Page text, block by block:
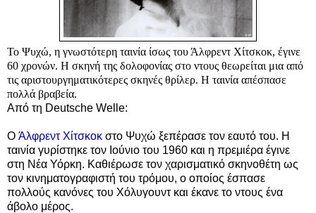
Το Ψυχώ, η γνωστότερη ταινία ίσως του Άλφρεντ Χίτσκοκ, έγινε
60 χρονών. Η σκηνή της δολοφονίας στο ντους θεωρείται μια από
τις αριστουργηματικότερες σκηνές θρίλερ. Η ταινία απέσπασε
πολλά βραβεία.
Από τη Deutsche Welle:
Ο Άλφρεντ Χίτσκοκ στο Ψυχώ ξεπέρασε τον εαυτό του. Η
ταινία γυρίστηκε τον Ιούνιο του 1960 και η πρεμιέρα έγινε
στη Νέα Υόρκη. Καθιέρωσε τον χαρισματικό σκηνοθέτη ως
τον κινηματογραφιστή του τρόμου, ο οποίος έσπασε
πολλούς κανόνες του Χόλυγουντ και έκανε το ντους ένα
άβολο μέρος.